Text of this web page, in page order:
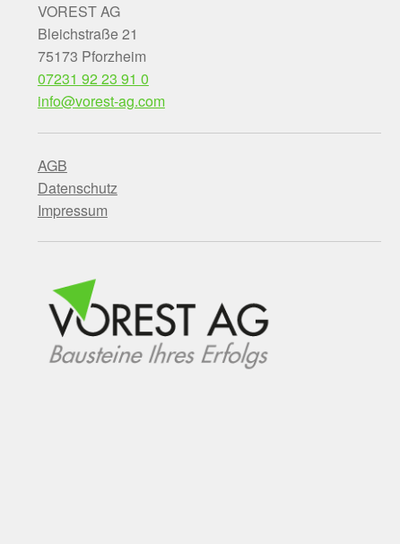
VOREST AG
Bleichstraße 21
75173 Pforzheim
07231 92 23 91 0
info@vorest-ag.com
AGB
Datenschutz
Impressum